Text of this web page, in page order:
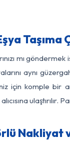
Taşıma
mı
aynı
için komple bir
Nakliyat